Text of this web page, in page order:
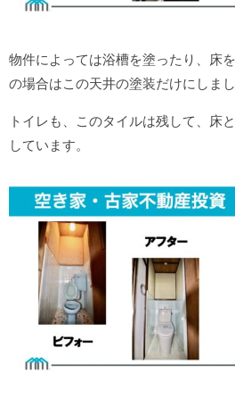
物件によっては浴槽を塗ったり、床
の場合はこの天井の塗装だけにしまし
トイレも、このタイルは残して、床
しています。